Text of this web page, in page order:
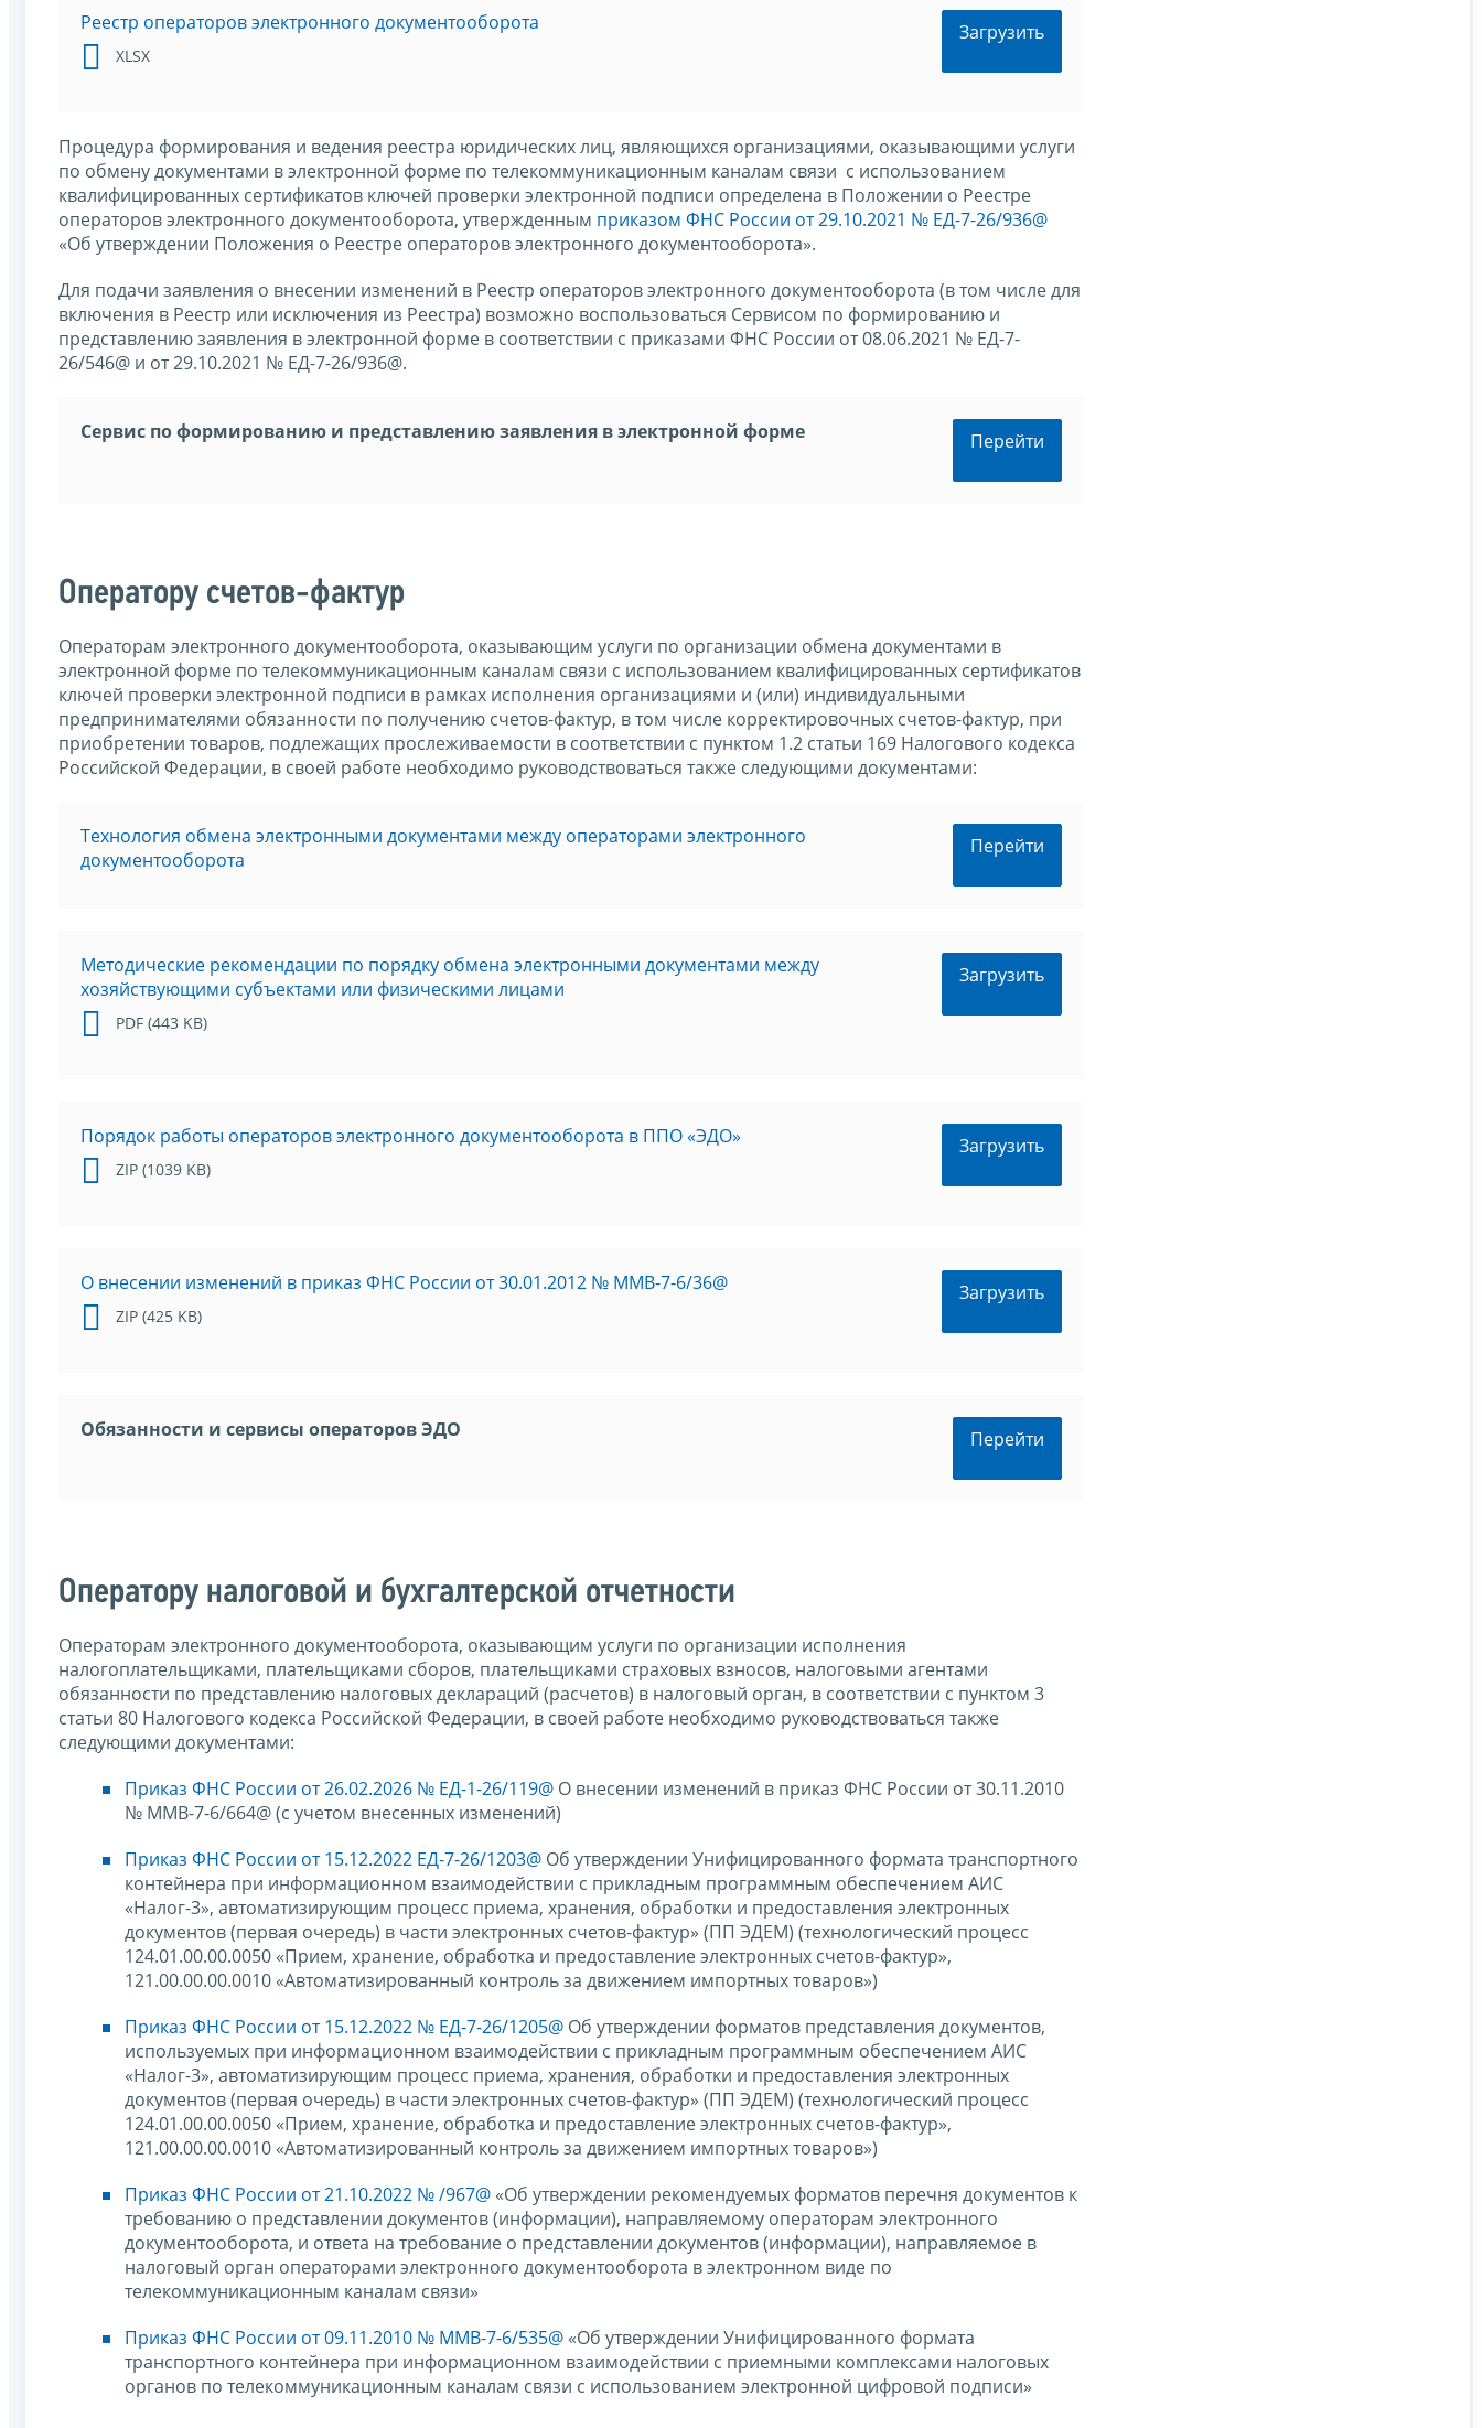
Реестр операторов электронного документооборота
XLSX
Загрузить
Процедура формирования и ведения реестра юридических лиц, являющихся организациями, оказывающими услуги
по обмену документами в электронной форме по телекоммуникационным каналам связи с использованием
квалифицированных сертификатов ключей проверки электронной подписи определена в Положении о Реестре
операторов электронного документооборота, утвержденным приказом ФНС России от 29.10.2021 № ЕД-7-26/936@
«Об утверждении Положения о Реестре операторов электронного документооборота».
Для подачи заявления о внесении изменений в Реестр операторов электронного документооборота (в том числе для
включения в Реестр или исключения из Реестра) возможно воспользоваться Сервисом по формированию и
представлению заявления в электронной форме в соответствии с приказами ФНС России от 08.06.2021 № ЕД-7-
26/546@ и от 29.10.2021 № ЕД-7-26/936@.
Перейти
Сервис по формированию и представлению заявления в электронной форме
Оператору счетов-фактур
Операторам электронного документооборота, оказывающим услуги по организации обмена документами в
электронной форме по телекоммуникационным каналам связи с использованием квалифицированных сертификатов
ключей проверки электронной подписи в рамках исполнения организациями и (или) индивидуальными
предпринимателями обязанности по получению счетов-фактур, в том числе корректировочных счетов-фактур, при
приобретении товаров, подлежащих прослеживаемости в соответствии с пунктом 1.2 статьи 169 Налогового кодекса
Российской Федерации, в своей работе необходимо руководствоваться также следующими документами:
Технология обмена электронными документами между операторами электронного
документооборота
Перейти
Методические рекомендации по порядку обмена электронными документами между
хозяйствующими субъектами или физическими лицами
PDF (443 KB)
Загрузить
Порядок работы операторов электронного документооборота в ППО «ЭДО»
ZIP (1039 KB)
Загрузить
О внесении изменений в приказ ФНС России от 30.01.2012 № ММВ-7-6/36@
ZIP (425 KB)
Загрузить
Перейти
Обязанности и сервисы операторов ЭДО
Оператору налоговой и бухгалтерской отчетности
Операторам электронного документооборота, оказывающим услуги по организации исполнения
налогоплательщиками, плательщиками сборов, плательщиками страховых взносов, налоговыми агентами
обязанности по представлению налоговых деклараций (расчетов) в налоговый орган, в соответствии с пунктом 3
статьи 80 Налогового кодекса Российской Федерации, в своей работе необходимо руководствоваться также
следующими документами:
Приказ ФНС России от 26.02.2026 № ЕД-1-26/119@ О внесении изменений в приказ ФНС России от 30.11.2010
№ ММВ-7-6/664@ (с учетом внесенных изменений)
Приказ ФНС России от 15.12.2022 ЕД-7-26/1203@ Об утверждении Унифицированного формата транспортного
контейнера при информационном взаимодействии с прикладным программным обеспечением АИС
«Налог-3», автоматизирующим процесс приема, хранения, обработки и предоставления электронных
документов (первая очередь) в части электронных счетов-фактур» (ПП ЭДЕМ) (технологический процесс
124.01.00.00.0050 «Прием, хранение, обработка и предоставление электронных счетов-фактур»,
121.00.00.00.0010 «Автоматизированный контроль за движением импортных товаров»)
Приказ ФНС России от 15.12.2022 № ЕД-7-26/1205@ Об утверждении форматов представления документов,
используемых при информационном взаимодействии с прикладным программным обеспечением АИС
«Налог-3», автоматизирующим процесс приема, хранения, обработки и предоставления электронных
документов (первая очередь) в части электронных счетов-фактур» (ПП ЭДЕМ) (технологический процесс
124.01.00.00.0050 «Прием, хранение, обработка и предоставление электронных счетов-фактур»,
121.00.00.00.0010 «Автоматизированный контроль за движением импортных товаров»)
Приказ ФНС России от 21.10.2022 № /967@ «Об утверждении рекомендуемых форматов перечня документов к
требованию о представлении документов (информации), направляемому операторам электронного
документооборота, и ответа на требование о представлении документов (информации), направляемое в
налоговый орган операторами электронного документооборота в электронном виде по
телекоммуникационным каналам связи»
Приказ ФНС России от 09.11.2010 № ММВ-7-6/535@ «Об утверждении Унифицированного формата
транспортного контейнера при информационном взаимодействии с приемными комплексами налоговых
органов по телекоммуникационным каналам связи с использованием электронной цифровой подписи»